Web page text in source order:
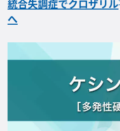
統合失調症でクロザリル
へ